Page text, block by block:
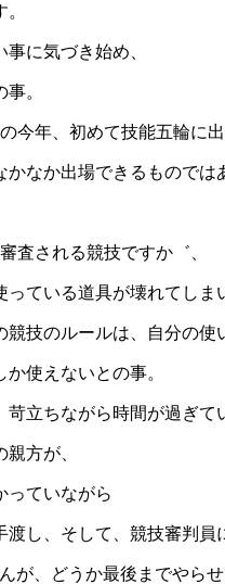
に気づき始め、
。
今年、初めて技能五輪に出
なか出場できるものでは
査される競技ですか゛、
ている道具が壊れてしま
技のルールは、自分の使
使えないとの事。
立ちながら時間が過ぎて
方が、
っていながら
し、そして、競技審判員
が、どうか最後までやら